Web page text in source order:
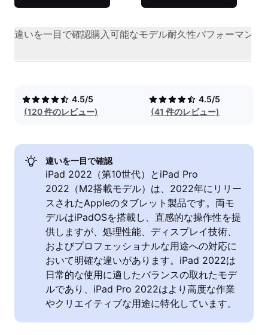
違いを一目で確認購入可能なモデル耐久性パフォーマンス
4.5/5
(120 件のレビュー)
4.5/5
(41 件のレビュー)
違いを一目で確認
iPad 2022（第10世代）とiPad Pro
2022（M2搭載モデル）は、2022年にリリー
スされたAppleのタブレット製品です。両モ
デルはiPadOSを搭載し、直感的な操作性を提
供しますが、処理性能、ディスプレイ技術、
およびプロフェッショナルな用途への対応に
おいて明確な違いがあります。iPad 2022は
日常的な使用に適したバランスの取れたモデ
ルであり、iPad Pro 2022はより高度な作業
やクリエイティブな用途に特化しています。